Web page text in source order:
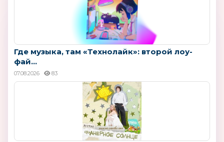
Где музыка, там «Технолайк»: второй лоу-
фай...
07.08.2026 83